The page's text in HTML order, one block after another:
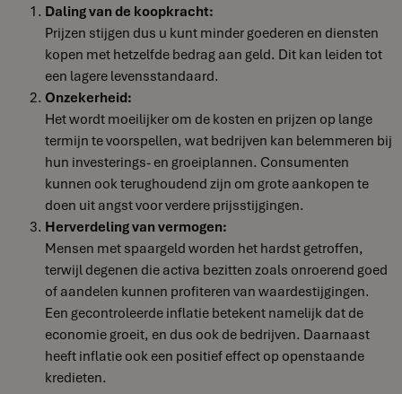
Daling van de koopkracht:
Prijzen stijgen dus u kunt minder goederen en diensten
kopen met hetzelfde bedrag aan geld. Dit kan leiden tot
een lagere levensstandaard.
Onzekerheid:
Het wordt moeilijker om de kosten en prijzen op lange
termijn te voorspellen, wat bedrijven kan belemmeren bij
hun investerings- en groeiplannen. Consumenten
kunnen ook terughoudend zijn om grote aankopen te
doen uit angst voor verdere prijsstijgingen.
Herverdeling van vermogen:
Mensen met spaargeld worden het hardst getroffen,
terwijl degenen die activa bezitten zoals onroerend goed
of aandelen kunnen profiteren van waardestijgingen.
Een gecontroleerde inflatie betekent namelijk dat de
economie groeit, en dus ook de bedrijven. Daarnaast
heeft inflatie ook een positief effect op openstaande
kredieten.